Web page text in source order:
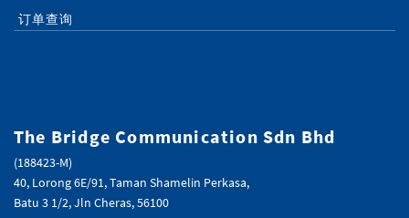
订单查询
The Bridge Communication Sdn Bhd
(188423-M)
40, Lorong 6E/91, Taman Shamelin Perkasa,
Batu 3 1/2, Jln Cheras, 56100